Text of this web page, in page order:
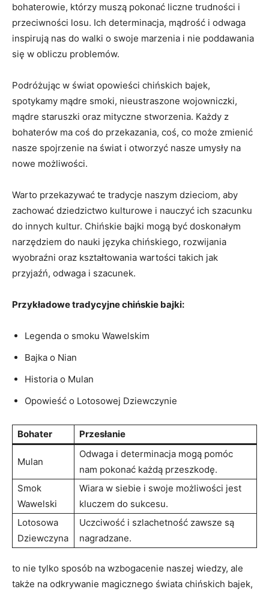
bohaterowie, którzy muszą pokonać liczne⁣ trudności⁣ i
przeciwności losu. Ich determinacja, mądrość i odwaga
inspirują nas do walki o swoje marzenia i‌ nie ​poddawania
się w⁣ obliczu problemów.
Podróżując ‍w świat opowieści chińskich bajek,
spotykamy mądre smoki, nieustraszone wojowniczki,
‍mądre ​staruszki oraz mityczne stworzenia. Każdy z
bohaterów ma coś do przekazania, coś, co może zmienić‍
nasze‌ spojrzenie na świat i otworzyć nasze umysły na
nowe możliwości.
Warto przekazywać te tradycje naszym dzieciom, aby
zachować dziedzictwo kulturowe i‍ nauczyć ich szacunku
do innych kultur. Chińskie ‌bajki mogą‌ być doskonałym⁤
narzędziem do nauki języka chińskiego, rozwijania
wyobraźni‍ oraz ​kształtowania wartości takich jak
przyjaźń, odwaga i​ szacunek.
Przykładowe ⁤tradycyjne chińskie bajki:
Legenda o smoku Wawelskim
Bajka o Nian
Historia o‍ Mulan
Opowieść o Lotosowej Dziewczynie
Bohater Przesłanie
Mulan
Odwaga i determinacja mogą pomóc
nam pokonać każdą przeszkodę.
Smok
Wawelski
Wiara w ‍siebie i swoje możliwości‌ jest
kluczem do sukcesu.
Lotosowa
Dziewczyna
Uczciwość i szlachetność zawsze są
nagradzane.
to nie tylko sposób na wzbogacenie naszej wiedzy, ale
także na odkrywanie magicznego świata ⁤chińskich bajek,